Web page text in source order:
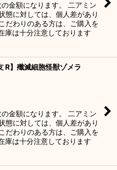
金額になります。 二アミン
態に対しては、個人差があり
だわりのある方は、ご購入を
庫は十分注意しております
R】殲滅細胞怪獣ゾメラ
金額になります。 二アミン
態に対しては、個人差があり
だわりのある方は、ご購入を
庫は十分注意しております